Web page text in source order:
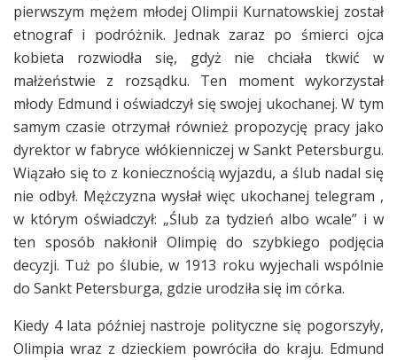
pierwszym mężem młodej Olimpii Kurnatowskiej został
etnograf i podróżnik. Jednak zaraz po śmierci ojca
kobieta rozwiodła się, gdyż nie chciała tkwić w
małżeństwie z rozsądku. Ten moment wykorzystał
młody Edmund i oświadczył się swojej ukochanej. W tym
samym czasie otrzymał również propozycję pracy jako
dyrektor w fabryce włókienniczej w Sankt Petersburgu.
Wiązało się to z koniecznością wyjazdu, a ślub nadal się
nie odbył. Mężczyzna wysłał więc ukochanej telegram ,
w którym oświadczył: „Ślub za tydzień albo wcale” i w
ten sposób nakłonił Olimpię do szybkiego podjęcia
decyzji. Tuż po ślubie, w 1913 roku wyjechali wspólnie
do Sankt Petersburga, gdzie urodziła się im córka.
Kiedy 4 lata później nastroje polityczne się pogorszyły,
Olimpia wraz z dzieckiem powróciła do kraju. Edmund